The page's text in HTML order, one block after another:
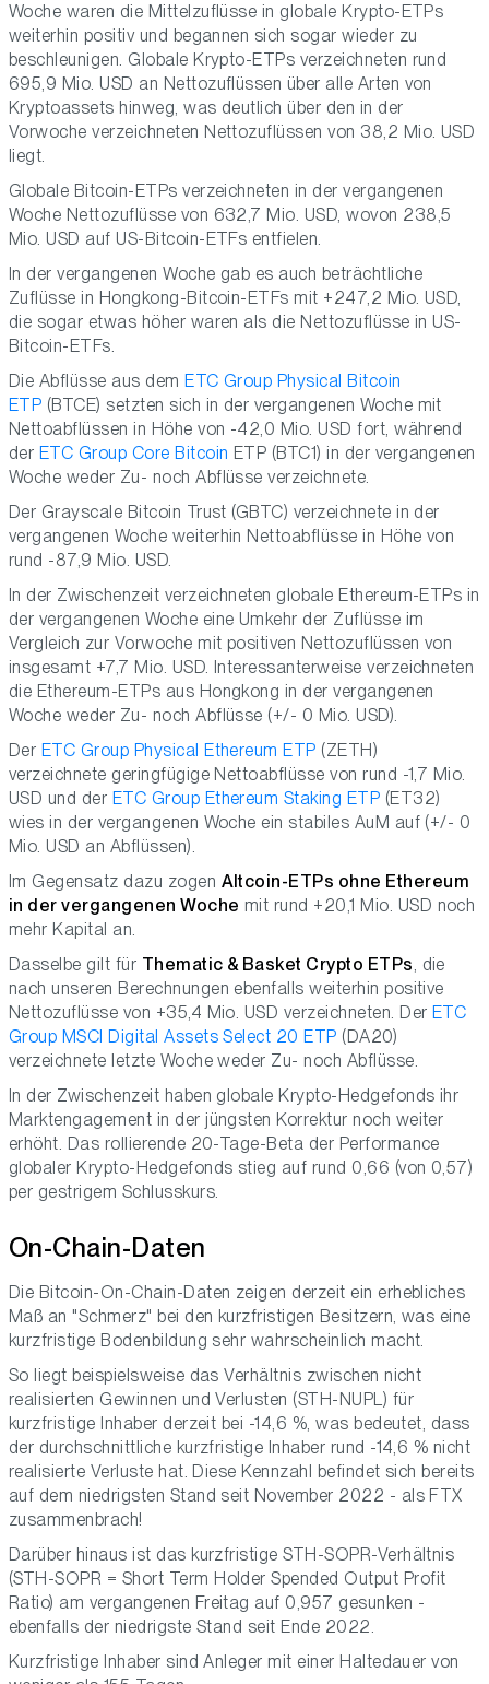
Woche waren die Mittelzuflüsse in globale Krypto-ETPs
weiterhin positiv und begannen sich sogar wieder zu
beschleunigen. Globale Krypto-ETPs verzeichneten rund
695,9 Mio. USD an Nettozuflüssen über alle Arten von
Kryptoassets hinweg, was deutlich über den in der
Vorwoche verzeichneten Nettozuflüssen von 38,2 Mio. USD
liegt.
Globale Bitcoin-ETPs verzeichneten in der vergangenen
Woche Nettozuflüsse von 632,7 Mio. USD, wovon 238,5
Mio. USD auf US-Bitcoin-ETFs entfielen.
In der vergangenen Woche gab es auch beträchtliche
Zuflüsse in Hongkong-Bitcoin-ETFs mit +247,2 Mio. USD,
die sogar etwas höher waren als die Nettozuflüsse in US-
Bitcoin-ETFs.
Die Abflüsse aus dem ETC Group Physical Bitcoin
ETP (BTCE) setzten sich in der vergangenen Woche mit
Nettoabflüssen in Höhe von -42,0 Mio. USD fort, während
der ETC Group Core Bitcoin ETP (BTC1) in der vergangenen
Woche weder Zu- noch Abflüsse verzeichnete.
Der Grayscale Bitcoin Trust (GBTC) verzeichnete in der
vergangenen Woche weiterhin Nettoabflüsse in Höhe von
rund -87,9 Mio. USD.
In der Zwischenzeit verzeichneten globale Ethereum-ETPs in
der vergangenen Woche eine Umkehr der Zuflüsse im
Vergleich zur Vorwoche mit positiven Nettozuflüssen von
insgesamt +7,7 Mio. USD. Interessanterweise verzeichneten
die Ethereum-ETPs aus Hongkong in der vergangenen
Woche weder Zu- noch Abflüsse (+/- 0 Mio. USD).
Der ETC Group Physical Ethereum ETP (ZETH)
verzeichnete geringfügige Nettoabflüsse von rund -1,7 Mio.
USD und der ETC Group Ethereum Staking ETP (ET32)
wies in der vergangenen Woche ein stabiles AuM auf (+/- 0
Mio. USD an Abflüssen).
Im Gegensatz dazu zogen Altcoin-ETPs ohne Ethereum
in der vergangenen Woche mit rund +20,1 Mio. USD noch
mehr Kapital an.
Dasselbe gilt für Thematic & Basket Crypto ETPs, die
nach unseren Berechnungen ebenfalls weiterhin positive
Nettozuflüsse von +35,4 Mio. USD verzeichneten. Der ETC
Group MSCI Digital Assets Select 20 ETP (DA20)
verzeichnete letzte Woche weder Zu- noch Abflüsse.
In der Zwischenzeit haben globale Krypto-Hedgefonds ihr
Marktengagement in der jüngsten Korrektur noch weiter
erhöht. Das rollierende 20-Tage-Beta der Performance
globaler Krypto-Hedgefonds stieg auf rund 0,66 (von 0,57)
per gestrigem Schlusskurs.
On-Chain-Daten
Die Bitcoin-On-Chain-Daten zeigen derzeit ein erhebliches
Maß an "Schmerz" bei den kurzfristigen Besitzern, was eine
kurzfristige Bodenbildung sehr wahrscheinlich macht.
So liegt beispielsweise das Verhältnis zwischen nicht
realisierten Gewinnen und Verlusten (STH-NUPL) für
kurzfristige Inhaber derzeit bei -14,6 %, was bedeutet, dass
der durchschnittliche kurzfristige Inhaber rund -14,6 % nicht
realisierte Verluste hat. Diese Kennzahl befindet sich bereits
auf dem niedrigsten Stand seit November 2022 - als FTX
zusammenbrach!
Darüber hinaus ist das kurzfristige STH-SOPR-Verhältnis
(STH-SOPR = Short Term Holder Spended Output Profit
Ratio) am vergangenen Freitag auf 0,957 gesunken -
ebenfalls der niedrigste Stand seit Ende 2022.
Kurzfristige Inhaber sind Anleger mit einer Haltedauer von